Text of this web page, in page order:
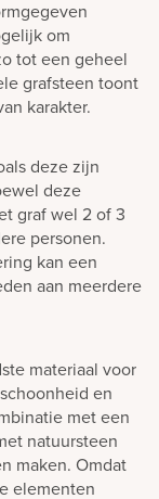
om
tot een geheel
grafsteen toont
karakter.
deze zijn
deze
graf wel 2 of 3
personen.
kan een
aan meerdere
materiaal voor
en
met een
natuursteen
maken. Omdat
elementen